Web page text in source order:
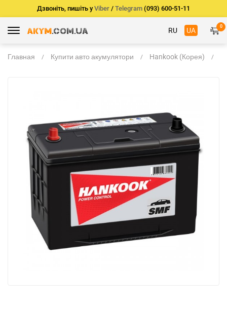
Дзвоніть, пишіть у Viber / Telegram (093) 600-51-11
RU UA 0
Главная Купити авто акумулятори Hankook (Корея)